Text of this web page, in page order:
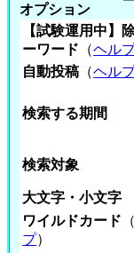
オプション
【試験運用中】
ーワード （ヘル
自動投稿 （ヘル
検索する期間
検索対象
大文字・小文字
ワイルドカード
プ）